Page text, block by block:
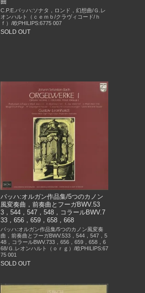
C.P.E.バッハ:ソナタ，ロンド，幻想曲/Ｇ.レ
オンハルト（ｃｅｍｂ/クラヴィコード/ｈ
ｆ）/欧PHILIPS:6775 007
SOLD OUT
バッハ:オルガン作品集/5つのカノン
風変奏曲，前奏曲とフーガBWV.53
3，544，547，548，コラールBWV.7
33，656，659，658，668
バッハ:オルガン作品集/5つのカノン風変奏
曲，前奏曲とフーガBWV.533，544，547，5
48，コラールBWV.733，656，659，658，6
68/Ｇ.レオンハルト（ｏｒｇ）/欧PHILIPS:67
75 001
SOLD OUT